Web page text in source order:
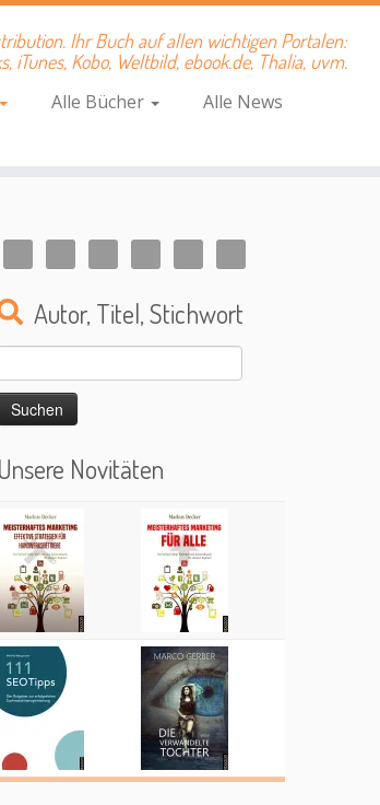
Ihr Buch auf allen wichtigen Portalen:
iTunes, Kobo, Weltbild, ebook.de, Thalia, uvm.
Alle Bücher
Alle News
Autor, Titel, Stichwort
Unsere Novitäten